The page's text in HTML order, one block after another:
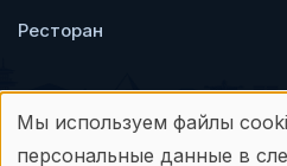
Ресторан
Мы используем файлы
персональные данные в